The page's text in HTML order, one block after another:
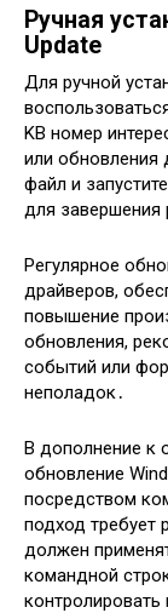
Ручная
Update
Для ручной
KB номер
или обновления
файл и
для завершения
Регулярное
драйверов,
повышение
обновления,
событий или
неполадок․
В дополнение к
обновление
посредством
подход требует
должен
командной
контролировать